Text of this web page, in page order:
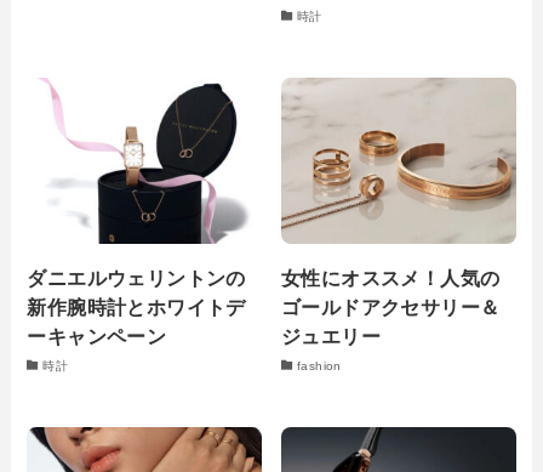
時計
ダニエルウェリントンの
新作腕時計とホワイトデ
ーキャンペーン
時計
女性にオススメ！人気の
ゴールドアクセサリー＆
ジュエリー
fashion